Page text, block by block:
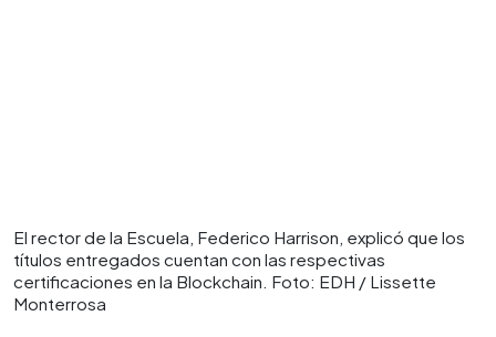
El rector de la Escuela, Federico Harrison, explicó que los
títulos entregados cuentan con las respectivas
certificaciones en la Blockchain. Foto: EDH / Lissette
Monterrosa